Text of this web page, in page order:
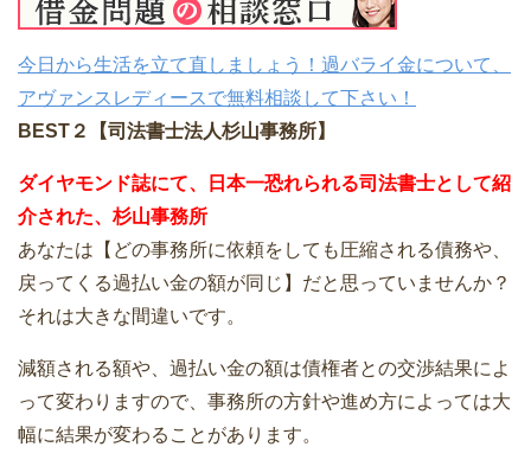
今日から生活を立て直しましょう！過バライ金について、
アヴァンスレディースで無料相談して下さい！
BEST２【司法書士法人杉山事務所】
ダイヤモンド誌にて、日本一恐れられる司法書士として紹
介された、杉山事務所
あなたは【どの事務所に依頼をしても圧縮される債務や、
戻ってくる過払い金の額が同じ】だと思っていませんか？
それは大きな間違いです。
減額される額や、過払い金の額は債権者との交渉結果によ
って変わりますので、事務所の方針や進め方によっては大
幅に結果が変わることがあります。